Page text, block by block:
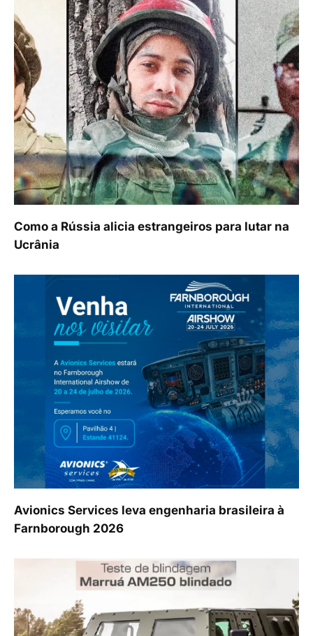
Como a Rússia alicia estrangeiros para lutar na
Ucrânia
Avionics Services leva engenharia brasileira à
Farnborough 2026